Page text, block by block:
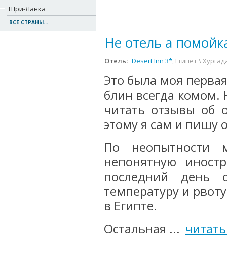
Шри-Ланка
ВСЕ СТРАНЫ...
Не отель а
Отель: Desert Inn 3*, Египет \
Это была моя
блин всегда комом.
читать отзывы об
этому я сам и пишу
По неопытности
непонятную
последний день
температуру и
в Египте.
Остальная ...